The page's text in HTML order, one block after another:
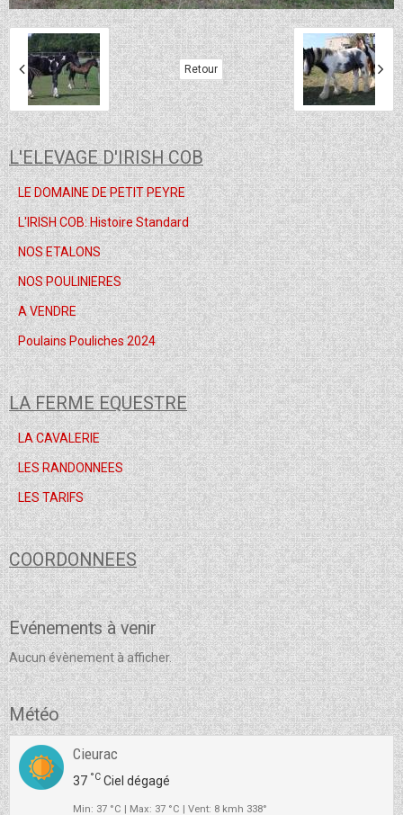
Retour
L'ELEVAGE D'IRISH COB
LE DOMAINE DE PETIT PEYRE
L'IRISH COB: Histoire Standard
NOS ETALONS
NOS POULINIERES
A VENDRE
Poulains Pouliches 2024
LA FERME EQUESTRE
LA CAVALERIE
LES RANDONNEES
LES TARIFS
COORDONNEES
Evénements à venir
Aucun évènement à afficher.
Météo
Cieurac
37 °C Ciel dégagé
Min: 37 °C | Max: 37 °C | Vent: 8 kmh 338°